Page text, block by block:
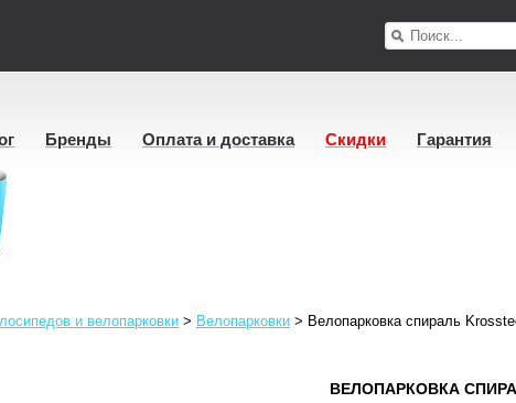
Бренды Оплата и доставка Скидки Гарантия
и велопарковки > Велопарковки > Велопарковка спираль
ВЕЛОПАРКОВКА